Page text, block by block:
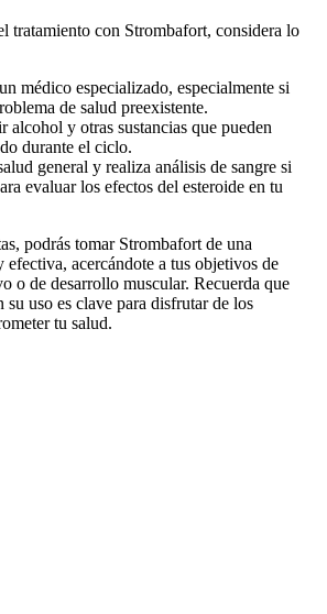
tratamiento con Strombafort, considera lo
médico especializado, especialmente si
de salud preexistente.
alcohol y otras sustancias que pueden
durante el ciclo.
general y realiza análisis de sangre si
evaluar los efectos del esteroide en tu
podrás tomar Strombafort de una
efectiva, acercándote a tus objetivos de
o de desarrollo muscular. Recuerda que
su uso es clave para disfrutar de los
tu salud.